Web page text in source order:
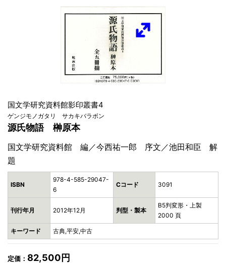
国文学研究資料館影印叢書4
ゲンジモノガタリ サカキバラボン
源氏物語 榊原本
国文学研究資料館 編／今西祐一郎 序文／池田和臣 解
題
ISBN
978-4-585-29047-
6
Cコード 3091
刊行年月 2012年12月 判型・製本
B5判変形・上製
2000 頁
キーワード 古典,平安,中古
定価： 82,500円